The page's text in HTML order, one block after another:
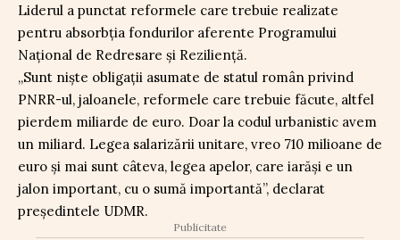
Liderul a punctat reformele care trebuie realizate
pentru absorbția fondurilor aferente Programului
Național de Redresare și Reziliență.
„Sunt niște obligații asumate de statul român privind
PNRR-ul, jaloanele, reformele care trebuie făcute, altfel
pierdem miliarde de euro. Doar la codul urbanistic avem
un miliard. Legea salarizării unitare, vreo 710 milioane de
euro și mai sunt câteva, legea apelor, care iarăși e un
jalon important, cu o sumă importantă”, declarat
președintele UDMR.
Publicitate